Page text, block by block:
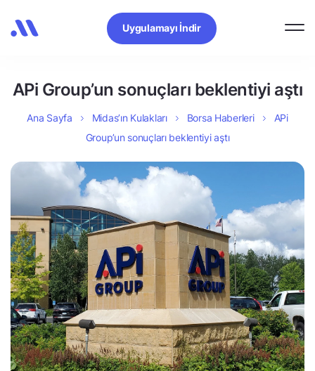
Uygulamayı İndir
APi Group’un sonuçları beklentiyi aştı
Ana Sayfa Midas’ın Kulakları Borsa Haberleri
APi
Group’un sonuçları beklentiyi aştı